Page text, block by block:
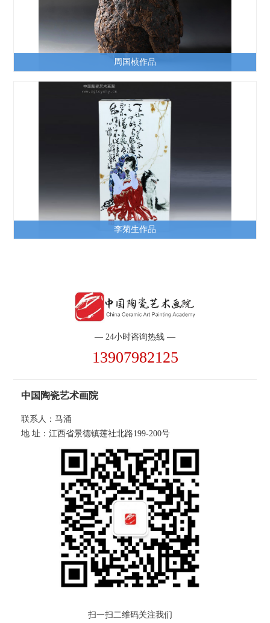
周国桢作品
李菊生作品
— 24小时咨询热线 —
13907982125
中国陶瓷艺术画院
联系人：马涌
地 址：江西省景德镇莲社北路199-200号
扫一扫二维码关注我们